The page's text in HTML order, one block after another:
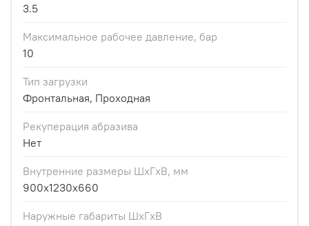
3.5
Максимальное рабочее давление, бар
10
Тип загрузки
Фронтальная, Проходная
Рекуперация абразива
Нет
Внутренние размеры ШхГxВ, мм
900x1230x660
Наружные габариты ШxГxВ